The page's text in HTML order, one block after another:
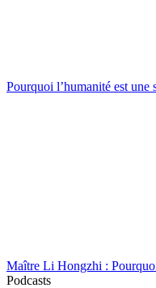
Pourquoi l’humanité est une
Maître Li Hongzhi :
Podcasts